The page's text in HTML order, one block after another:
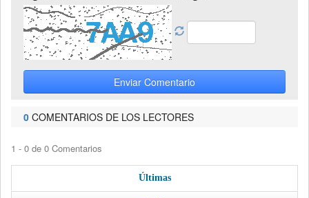
Enviar Comentario
0 COMENTARIOS DE LOS LECTORES
1 - 0 de 0 Comentarios
Últimas